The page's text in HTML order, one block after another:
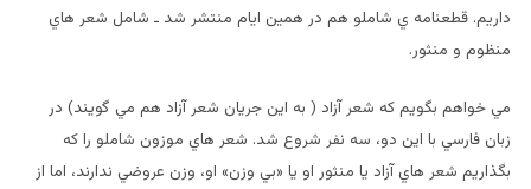
داريم. قطعنامه ي شاملو هم در همين ايام منتشر شد ـ شامل شعر هاي
منظوم و منثور.
مي خواهم بگويم که شعر آزاد ( به اين جريان شعر آزاد هم مي گويند) در
زبان فارسي با اين دو، سه نفر شروع شد. شعر هاي موزون شاملو را که
بگذاريم شعر هاي آزاد يا منثور او يا «بي وزن» او، وزن عروضي ندارند، اما از